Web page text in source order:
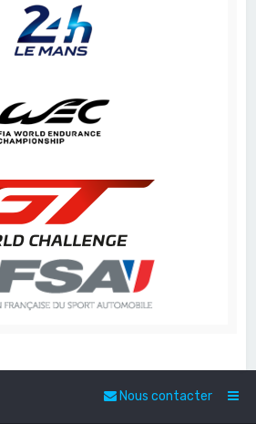
Nous contacter